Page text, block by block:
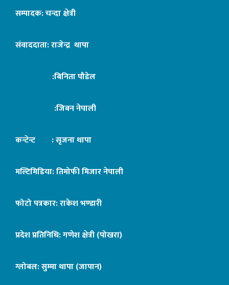
सम्पादक: चन्दा क्षेत्री
संवाददाता: राजेन्द्र थापा
:बिनिता पौडेल
:जिबन नेपाली
कन्टेन्ट : सृजना थापा
मल्टिमिडिया: तिमोफी मिजार नेपाली
फोटो पत्रकार: राकेश भण्डारी
प्रदेश प्रतिनिधि: गणेश क्षेत्री (पोखरा)
ग्लोबल: सुम्मा थापा (जापान)